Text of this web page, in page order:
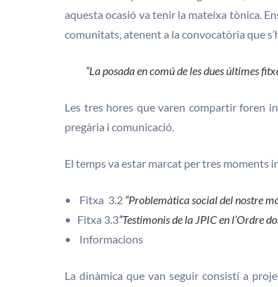
aquesta ocasió va tenir la mateixa tònica.
comunitats, atenent a la convocatòria que
“La posada en comú de les dues últimes
Les tres hores que varen compartir foren
pregària i comunicació.
El temps va estar marcat per tres moments
• Fitxa 3.2 “Problemàtica social del nostre
• Fitxa 3.3“Testimonis de la JPIC en l’Ordre
• Informacions
La dinàmica que van seguir consistí a